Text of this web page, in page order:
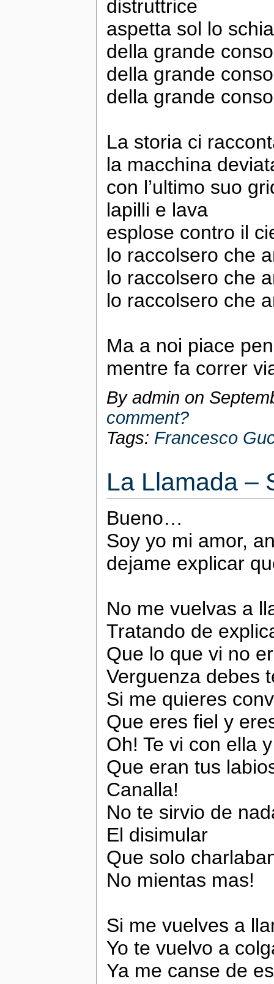
distruttrice
aspetta sol lo
della grande
della grande
della grande
La storia ci
la macchina
con l’ultimo suo
lapilli e lava
esplose contro il
lo raccolsero che
lo raccolsero che
lo raccolsero che
Ma a noi piace
mentre fa correr
By admin on
comment?
Tags: Francesco
La Llamada –
Bueno…
Soy yo mi amor,
dejame explicar
No me vuelvas a
Tratando de
Que lo que vi no
Verguenza debes
Si me quieres
Que eres fiel y
Oh! Te vi con ella
Que eran tus
Canalla!
No te sirvio de
El disimular
Que solo
No mientas mas!
Si me vuelves a
Yo te vuelvo a
Ya me canse de